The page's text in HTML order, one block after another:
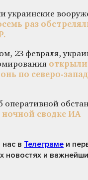
украинские
раз
23 февраля,
открыли
по северо-
оперативной
ночной сводке ИА
нас в Телеграме и
новостях и